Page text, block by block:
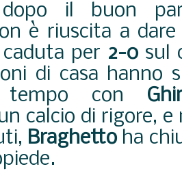
il buon
è riuscita a
per 2-0sul
di casa hanno
tempo con
calcio di rigore, e
Braghettoha